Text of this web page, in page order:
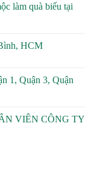
làm quà biếu tại
HCM
1, Quận 3, Quận
VIÊN CÔNG TY